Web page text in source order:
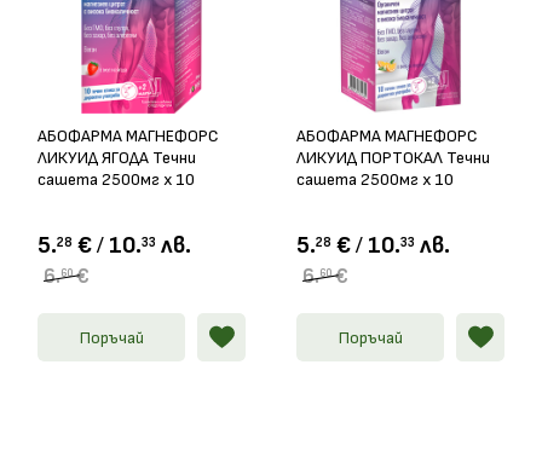
АБОФАРМА МАГНЕФОРС
ЛИКУИД ЯГОДА Течни
сашета 2500мг х 10
5.28 €/ 10.33 лв.
6.60 €
Поръчай
АБОФАРМА МАГНЕФОРС
ЛИКУИД ПОРТОКАЛ Течни
сашета 2500мг х 10
5.28 €/ 10.33 лв.
6.60 €
Поръчай